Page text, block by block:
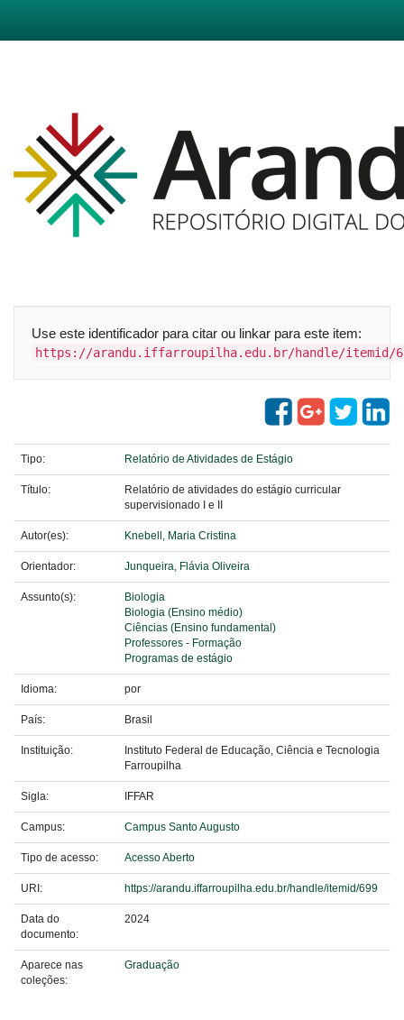
Use este identificador para citar ou linkar para este item:
https://arandu.iffarroupilha.edu.br/handle/itemid/
Tipo: Relatório de Atividades de Estágio
Título:
Relatório de atividades do estágio curricular
supervisionado I e II
Autor(es): Knebell, Maria Cristina
Orientador: Junqueira, Flávia Oliveira
Assunto(s):
Biologia
Biologia (Ensino médio)
Ciências (Ensino fundamental)
Professores - Formação
Programas de estágio
Idioma: por
País: Brasil
Instituição:
Instituto Federal de Educação, Ciência e Tecnologia
Farroupilha
Sigla: IFFAR
Campus: Campus Santo Augusto
Tipo de acesso: Acesso Aberto
URI: https://arandu.iffarroupilha.edu.br/handle/itemid/699
Data do
documento:
2024
Aparece nas
coleções:
Graduação